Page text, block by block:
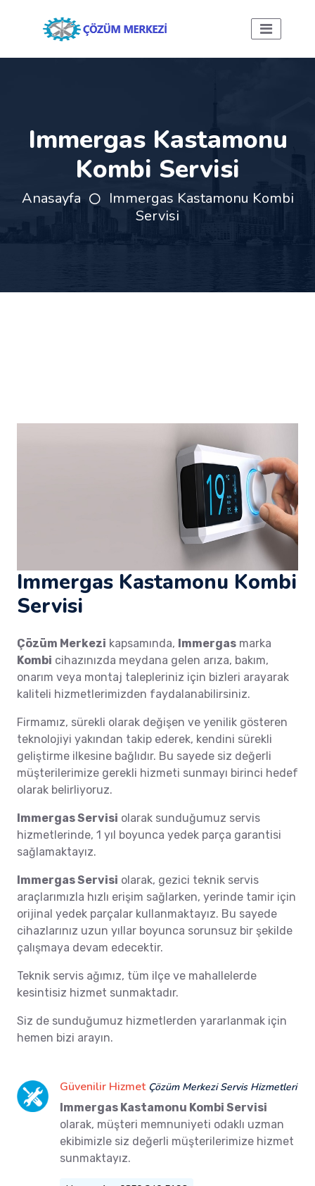
Immergas Kastamonu
Kombi Servisi
Anasayfa
Immergas Kastamonu Kombi
Servisi
Immergas Kastamonu Kombi
Servisi
Çözüm Merkezi kapsamında, Immergas marka
Kombi cihazınızda meydana gelen arıza, bakım,
onarım veya montaj talepleriniz için bizleri arayarak
kaliteli hizmetlerimizden faydalanabilirsiniz.
Firmamız, sürekli olarak değişen ve yenilik gösteren
teknolojiyi yakından takip ederek, kendini sürekli
geliştirme ilkesine bağlıdır. Bu sayede siz değerli
müşterilerimize gerekli hizmeti sunmayı birinci hedef
olarak belirliyoruz.
Immergas Servisi olarak sunduğumuz servis
hizmetlerinde, 1 yıl boyunca yedek parça garantisi
sağlamaktayız.
Immergas Servisi olarak, gezici teknik servis
araçlarımızla hızlı erişim sağlarken, yerinde tamir için
orijinal yedek parçalar kullanmaktayız. Bu sayede
cihazlarınız uzun yıllar boyunca sorunsuz bir şekilde
çalışmaya devam edecektir.
Teknik servis ağımız, tüm ilçe ve mahallelerde
kesintisiz hizmet sunmaktadır.
Siz de sunduğumuz hizmetlerden yararlanmak için
hemen bizi arayın.
Güvenilir Hizmet Çözüm Merkezi Servis Hizmetleri
Immergas Kastamonu Kombi Servisi
olarak, müşteri memnuniyeti odaklı uzman
ekibimizle siz değerli müşterilerimize hizmet
sunmaktayız.